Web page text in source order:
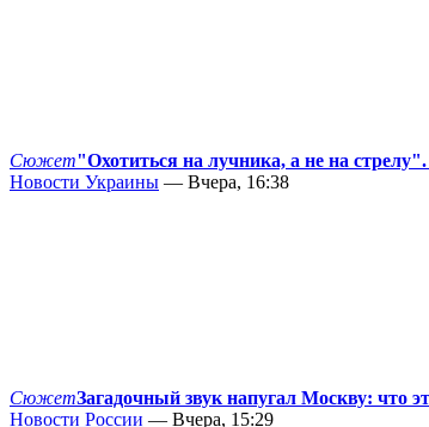
Сюжет"Охотиться на лучника, а не на
Новости Украины — Вчера, 16:38
СюжетЗагадочный звук напугал Москву: что
Новости России — Вчера, 15:29